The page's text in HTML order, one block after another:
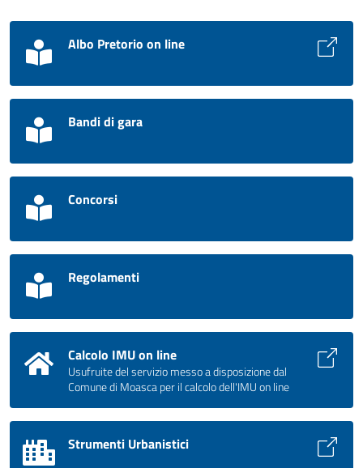
Albo Pretorio on line
Bandi di gara
Concorsi
Regolamenti
Calcolo IMU on line
Usufruite del servizio messo a disposizione dal
Comune di Moasca per il calcolo dell'IMU on line
Strumenti Urbanistici